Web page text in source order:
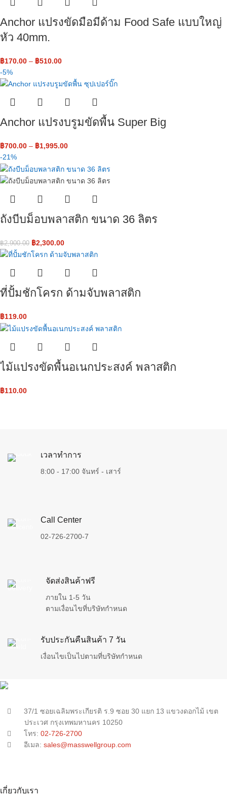
Anchor แปรงขัดมือมีด้าม Food Safe แบบใหญ่
หัว 40mm.
฿170.00 – ฿510.00
-5%
Anchor แปรงบรูมขัดพื้น Super Big
฿700.00 – ฿1,995.00
-21%
ถังบีบม็อบพลาสติก ขนาด 36 ลิตร
฿2,900.00 ฿2,300.00
ที่ปั้มชักโครก ด้ามจับพลาสติก
฿119.00
ไม้แปรงขัดพื้นอเนกประสงค์ พลาสติก
฿110.00
เวลาทำการ
8:00 - 17:00 จันทร์ - เสาร์
Call Center
02-726-2700-7
จัดส่งสินค้าฟรี
ภายใน 1-5 วัน
ตามเงื่อนไขที่บริษัทกำหนด
รับประกันคืนสินค้า 7 วัน
เงื่อนไขเป็นไปตามที่บริษัทกำหนด
37/1 ซอยเฉลิมพระเกียรติ ร.9 ซอย 30 แยก 13 แขวงดอกไม้ เขต
ประเวศ กรุงเทพมหานคร 10250
โทร: 02-726-2700
อีเมล: sales@masswellgroup.com
เกี่ยวกับเรา